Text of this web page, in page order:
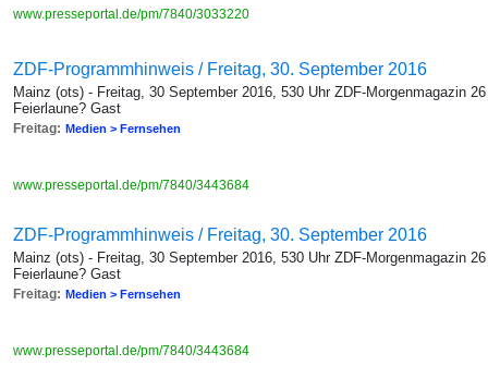
www.presseportal.de/pm/7840/3033220
ZDF-Programmhinweis / Freitag, 30. September 2016
Mainz (ots) - Freitag, 30 September 2016, 530 Uhr ZDF-Morgenmagazin
Feierlaune? Gast
Freitag: Medien > Fernsehen
www.presseportal.de/pm/7840/3443684
ZDF-Programmhinweis / Freitag, 30. September 2016
Mainz (ots) - Freitag, 30 September 2016, 530 Uhr ZDF-Morgenmagazin
Feierlaune? Gast
Freitag: Medien > Fernsehen
www.presseportal.de/pm/7840/3443684